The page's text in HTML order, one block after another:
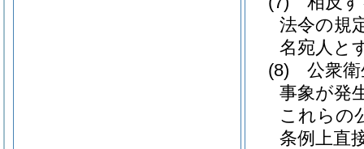
法令の規
名宛人と
(8)
公衆
事象が発
これらの
条例上直